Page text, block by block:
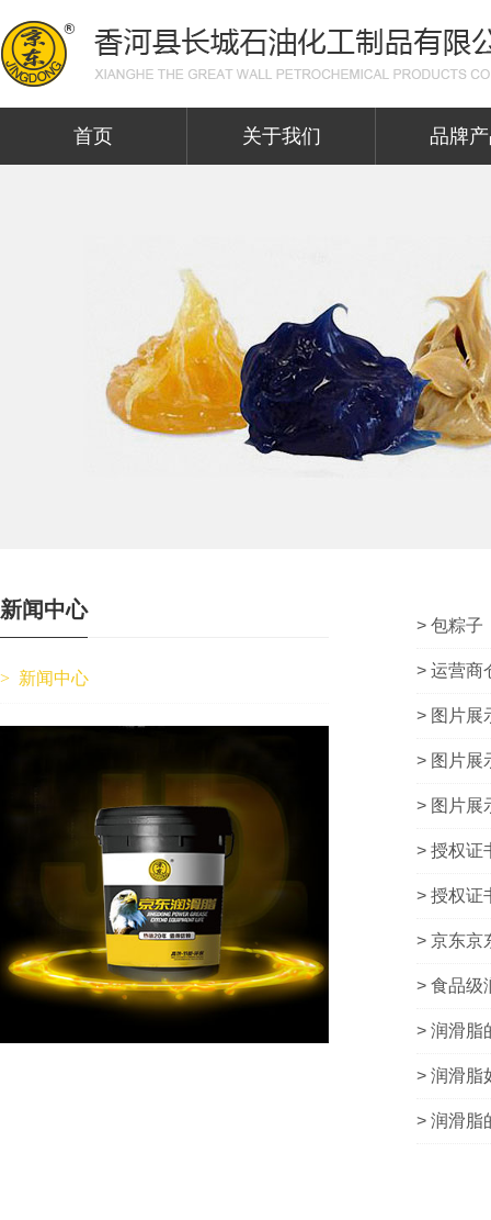
首页 关于我们 品牌
新闻中心
> 新闻中心
> 包粽子
> 运营商
> 图片展
> 图片展
> 图片展
> 授权证
> 授权证
> 京东京
> 食品级
> 润滑脂
> 润滑脂
> 润滑脂